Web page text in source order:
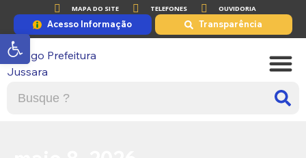
Abrir a barra de ferramentas
MAPA DO SITE TELEFONES OUVIDORIA
Acesso Informação Transparência